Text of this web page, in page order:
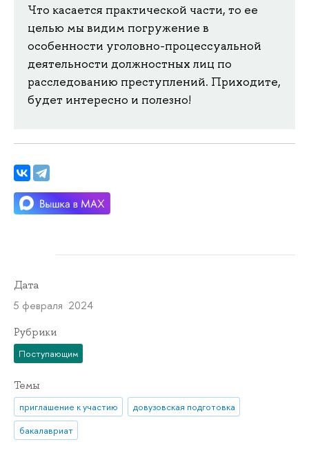
Что касается практической части, то ее
целью мы видим погружение в
особенности уголовно-процессуальной
деятельности должностных лиц по
расследованию преступлений. Приходите,
будет интересно и полезно!
Дата
5 февраля 2024
Рубрики
Поступающим
Темы
приглашение к участию
довузовская подготовка
бакалавриат